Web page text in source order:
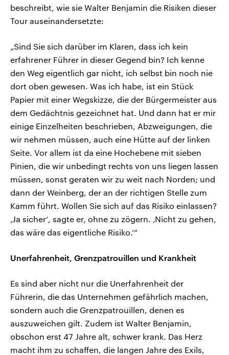
beschreibt, wie sie Walter Benjamin die Risiken dieser
Tour auseinandersetzte:
„Sind Sie sich darüber im Klaren, dass ich kein
erfahrener Führer in dieser Gegend bin? Ich kenne
den Weg eigentlich gar nicht, ich selbst bin noch nie
dort oben gewesen. Was ich habe, ist ein Stück
Papier mit einer Wegskizze, die der Bürgermeister aus
dem Gedächtnis gezeichnet hat. Und dann hat er mir
einige Einzelheiten beschrieben, Abzweigungen, die
wir nehmen müssen, auch eine Hütte auf der linken
Seite. Vor allem ist da eine Hochebene mit sieben
Pinien, die wir unbedingt rechts von uns liegen lassen
müssen, sonst geraten wir zu weit nach Norden; und
dann der Weinberg, der an der richtigen Stelle zum
Kamm führt. Wollen Sie sich auf das Risiko einlassen?
‚Ja sicher‘, sagte er, ohne zu zögern. ‚Nicht zu gehen,
das wäre das eigentliche Risiko.‘“
Unerfahrenheit, Grenzpatrouillen und Krankheit
Es sind aber nicht nur die Unerfahrenheit der
Führerin, die das Unternehmen gefährlich machen,
sondern auch die Grenzpatrouillen, denen es
auszuweichen gilt. Zudem ist Walter Benjamin,
obschon erst 47 Jahre alt, schwer krank. Das Herz
macht ihm zu schaffen, die langen Jahre des Exils,